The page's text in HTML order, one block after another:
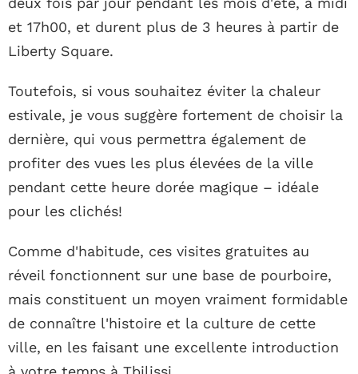
et 17h00, et durent plus de 3 heures à partir de
Liberty Square.
Toutefois, si vous souhaitez éviter la chaleur
estivale, je vous suggère fortement de choisir la
dernière, qui vous permettra également de
profiter des vues les plus élevées de la ville
pendant cette heure dorée magique – idéale
pour les clichés!
Comme d'habitude, ces visites gratuites au
réveil fonctionnent sur une base de pourboire,
mais constituent un moyen vraiment formidable
de connaître l'histoire et la culture de cette
ville, en les faisant une excellente introduction